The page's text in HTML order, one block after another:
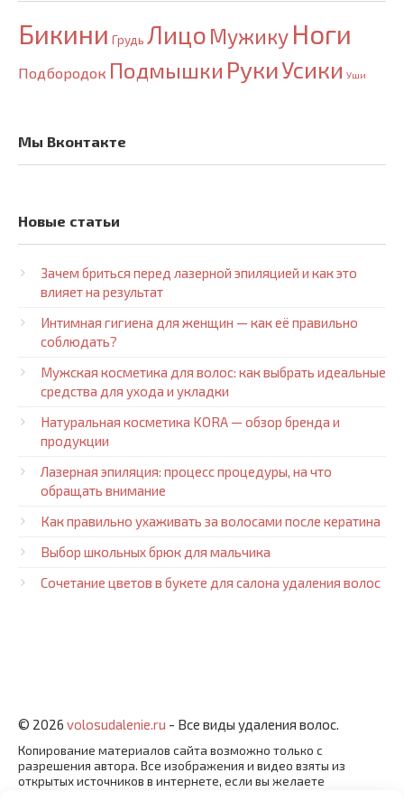
Бикини Грудь Лицо Мужику Ноги
Подбородок Подмышки РукиУсики Уши
Мы Вконтакте
Новые статьи
Зачем бриться перед лазерной эпиляцией и как это
влияет на результат
Интимная гигиена для женщин — как её правильно
соблюдать?
Мужская косметика для волос: как выбрать идеальные
средства для ухода и укладки
Натуральная косметика KORA — обзор бренда и
продукции
Лазерная эпиляция: процесс процедуры, на что
обращать внимание
Как правильно ухаживать за волосами после кератина
Выбор школьных брюк для мальчика
Сочетание цветов в букете для салона удаления волос
© 2026 volosudalenie.ru - Все виды удаления волос.
Копирование материалов сайта возможно только с
разрешения автора. Все изображения и видео взяты из
открытых источников в интернете, если вы желаете